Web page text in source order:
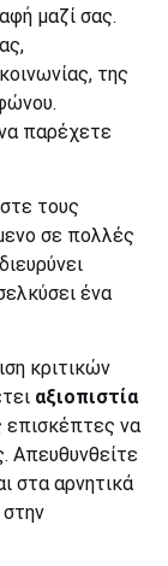
μαζί σας.
της
παρέχετε
τους
σε πολλές
ένα
κριτικών
αξιοπιστία
επισκέπτες να
Απευθυνθείτε
στα αρνητικά